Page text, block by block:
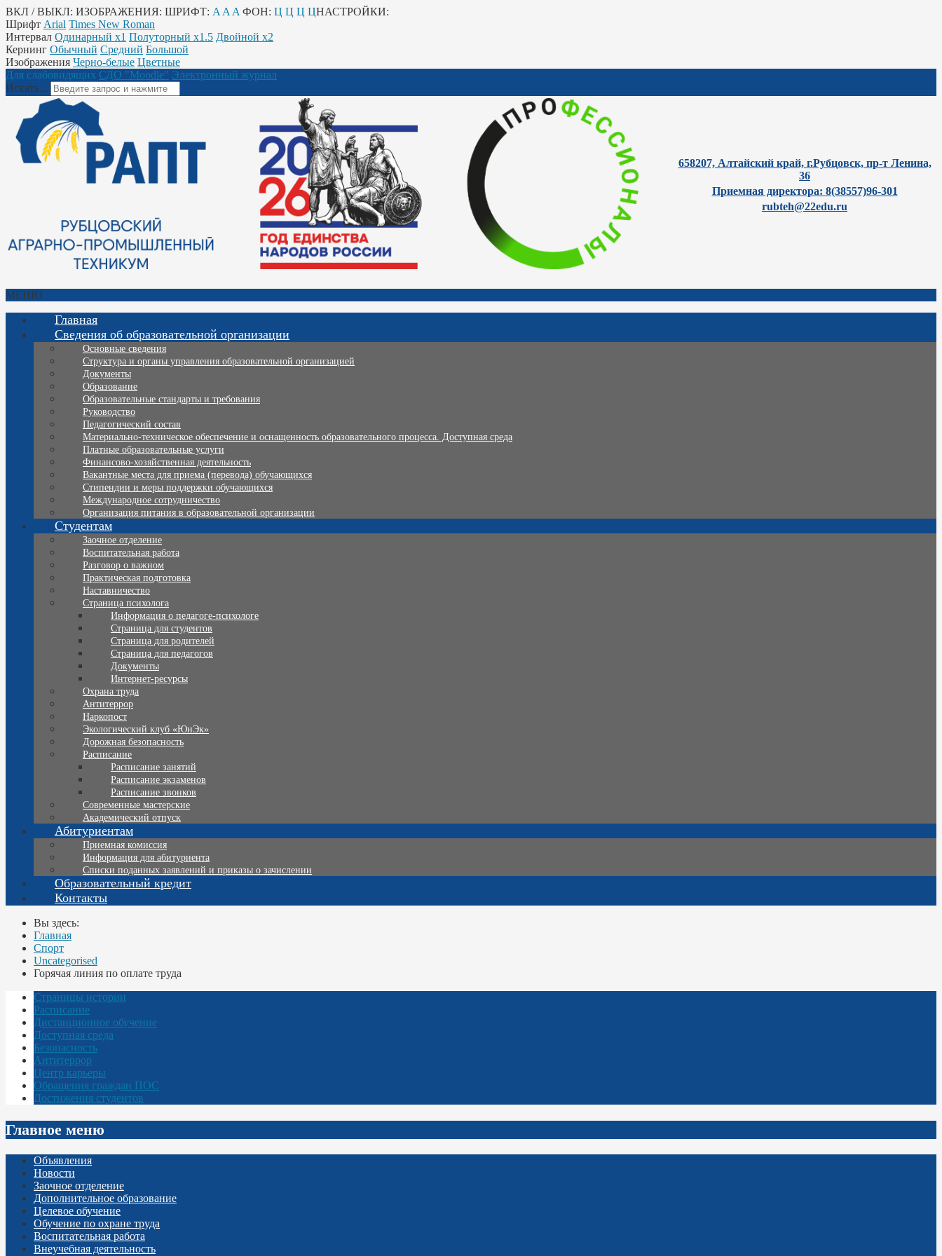
ВКЛ / ВЫКЛ: ИЗОБРАЖЕНИЯ: ШРИФТ: A A A ФОН: Ц Ц Ц ЦНАСТРОЙКИ:
Шрифт Arial Times New Roman
Интервал Одинарный х1 Полуторный х1.5 Двойной х2
Кернинг Обычный Средний Большой
Изображения Черно-белые Цветные
Для слабовидящих СДО "Moodle" Электронный журнал
Искать...
658207, Алтайский край, г.Рубцовск, пр-т Ленина,
36
Приемная директора: 8(38557)96-301
rubteh@22edu.ru
МЕНЮ
Главная
Сведения об образовательной организации
Основные сведения
Структура и органы управления образовательной организацией
Документы
Образование
Образовательные стандарты и требования
Руководство
Педагогический состав
Материально-техническое обеспечение и оснащенность образовательного процесса. Доступная среда
Платные образовательные услуги
Финансово-хозяйственная деятельность
Вакантные места для приема (перевода) обучающихся
Стипендии и меры поддержки обучающихся
Международное сотрудничество
Организация питания в образовательной организации
Студентам
Заочное отделение
Воспитательная работа
Разговор о важном
Практическая подготовка
Наставничество
Страница психолога
Информация о педагоге-психологе
Страница для студентов
Страница для родителей
Страница для педагогов
Документы
Интернет-ресурсы
Охрана труда
Антитеррор
Наркопост
Экологический клуб «ЮнЭк»
Дорожная безопасность
Расписание
Расписание занятий
Расписание экзаменов
Расписание звонков
Современные мастерские
Академический отпуск
Абитуриентам
Приемная комиссия
Информация для абитуриента
Списки поданных заявлений и приказы о зачислении
Образовательный кредит
Контакты
Вы здесь:
Главная
Спорт
Uncategorised
Горячая линия по оплате труда
Страницы истории
Расписание
Дистанционное обучение
Доступная среда
Безопасность
Антитеррор
Центр карьеры
Обращения граждан ПОС
Достижения студентов
Главное меню
Объявления
Новости
Заочное отделение
Дополнительное образование
Целевое обучение
Обучение по охране труда
Воспитательная работа
Внеучебная деятельность